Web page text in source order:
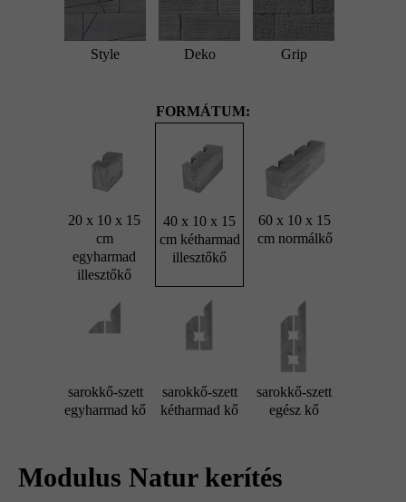
Style Deko Grip
FORMÁTUM:
20 x 10 x 15
cm
egyharmad
illesztőkő
40 x 10 x 15
cm kétharmad
illesztőkő
60 x 10 x 15
cm normálkő
sarokkő-szett
egyharmad kő
sarokkő-szett
kétharmad kő
sarokkő-szett
egész kő
Modulus Natur kerítés